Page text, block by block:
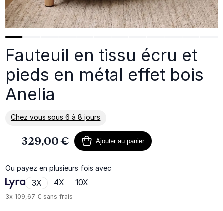
Fauteuil en tissu écru et
pieds en métal effet bois
Anelia
Chez vous sous 6 à 8 jours
En savoir plus sur la livraison
329,00 € Ajouter au panier
Ou payez en plusieurs fois avec
3X 4X 10X
3x109,67 € sans frais